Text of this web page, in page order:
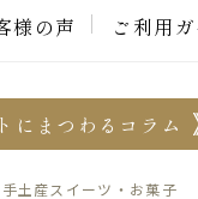
様の声 ご利用
にまつわるコラム
土産スイーツ・お菓子